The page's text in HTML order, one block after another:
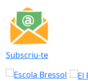
Subscriu-te